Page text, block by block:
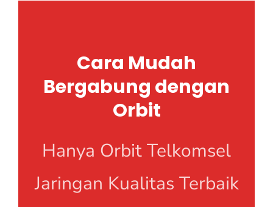
Cara Mudah
Bergabung dengan
Orbit
Hanya Orbit Telkomsel
Jaringan Kualitas Terbaik